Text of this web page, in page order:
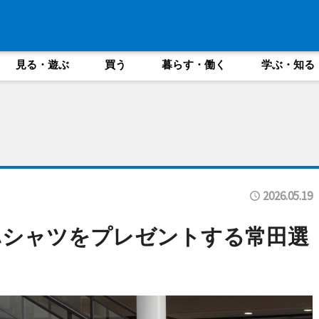
見る・遊ぶ 買う 暮らす・働く 学ぶ・知る
2026.05.19
ャツをプレゼントする常田選